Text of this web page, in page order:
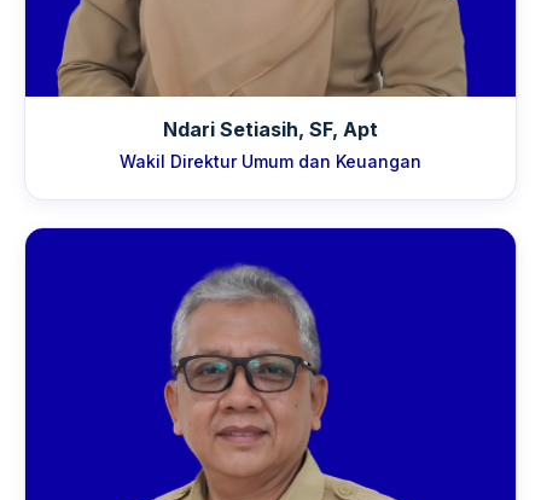
Ndari Setiasih, SF, Apt
Wakil Direktur Umum dan Keuangan